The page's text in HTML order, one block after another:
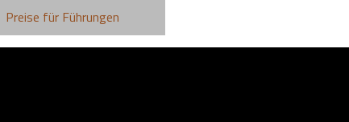
Preise für Führungen